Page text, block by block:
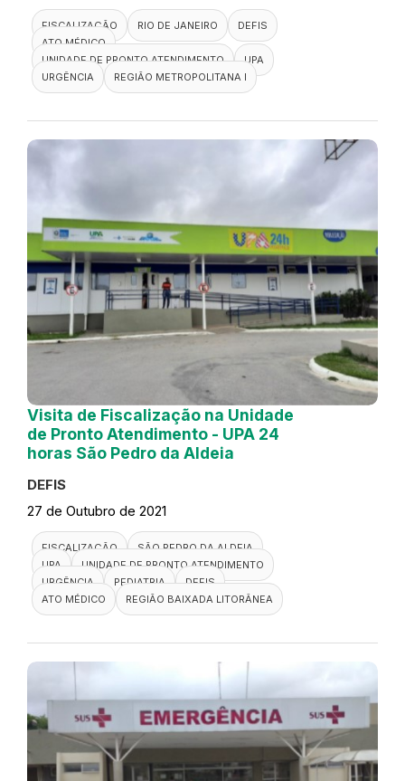
FISCALIZAÇÃO RIO DE JANEIRO
DEFIS
ATO MÉDICO
UNIDADE DE PRONTO ATENDIMENTO
UPA
URGÊNCIA
REGIÃO METROPOLITANA I
Visita de Fiscalização na Unidade
de Pronto Atendimento - UPA 24
horas São Pedro da Aldeia
DEFIS
27 de Outubro de 2021
FISCALIZAÇÃO
SÃO PEDRO DA ALDEIA
UPA
UNIDADE DE PRONTO ATENDIMENTO
URGÊNCIA
PEDIATRIA
DEFIS
ATO MÉDICO
REGIÃO BAIXADA LITORÂNEA